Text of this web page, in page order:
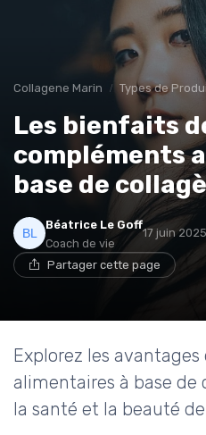
Collagene Marin Types de Produits
Les bienfaits
compléments
base de
Béatrice Le Goff
Coach de vie
17 juin 2025
Partager cette page
Explorez les
alimentaires à base de
la santé et la beauté